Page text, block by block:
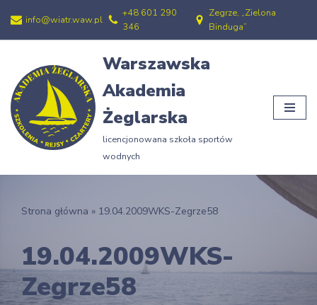
Przejdź
treści
info@wiatr.waw.pl
+48 601 290
346
Zegrze, „Zielona
Binduga”
Warszawska
Akademia
Żeglarska
licencjonowana szkoła sportów
wodnych
Strona główna » 19.04.2009WKS-Zegrze58
19.04.2009WKS-
Zegrze58